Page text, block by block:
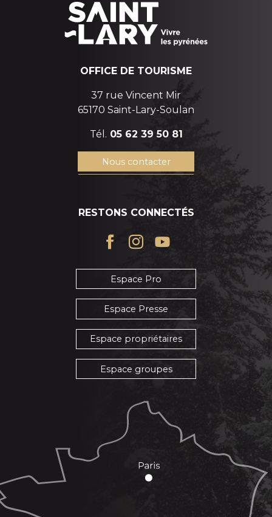
OFFICE DE TOURISME
37 rue Vincent Mir
65170 Saint-Lary-Soulan
Tél. 05 62 39 50 81
Nous contacter
RESTONS CONNECTÉS
Espace Pro
Espace Presse
Espace propriétaires
Espace groupes